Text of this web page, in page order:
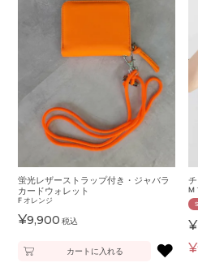
蛍光レザーストラップ付き・ジャバラ
カードウォレット
F オレンジ
¥9,900 税込
カートに入れる ♥
M
¥
¥